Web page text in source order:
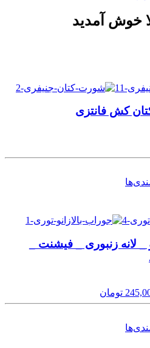
خوش آمدید
کش فانتزی
_ لانه زنبوری _ فیشنت _
تومان